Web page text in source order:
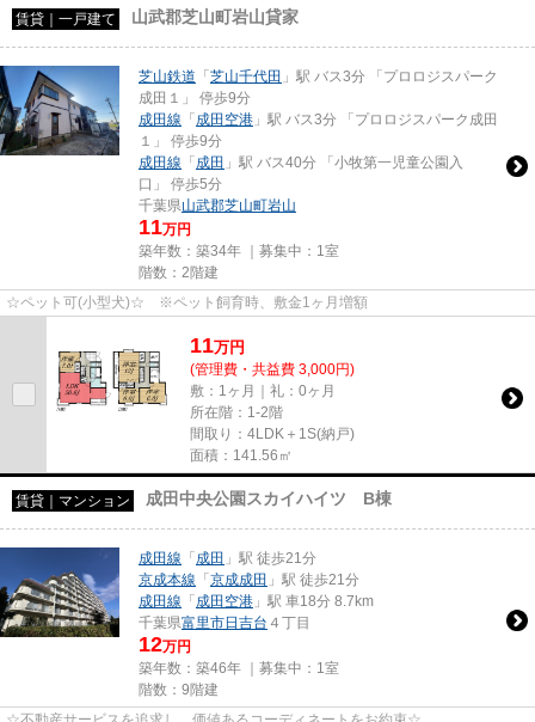
賃貸｜一戸建て 山武郡芝山町岩山貸家
芝山鉄道 「芝山千代田 」駅 バス3分 「プロロジスパーク
成田１」 停歩9分
成田線 「成田空港 」駅 バス3分 「プロロジスパーク成田
１」 停歩9分
成田線 「成田 」駅 バス40分 「小牧第一児童公園入
口」 停歩5分
千葉県山武郡芝山町岩山
11万円
築年数：築34年 ｜募集中： 1室
階数：2階建
☆ペット可(小型犬)☆ ※ペット飼育時、敷金1ヶ月増額
11万円
(管理費・共益費 3,000円)
敷：1ヶ月｜礼：0ヶ月
所在階：1-2階
間取り：4LDK＋1S(納戸)
面積：141.56㎡
賃貸｜マンション 成田中央公園スカイハイツ B棟
成田線 「成田 」駅 徒歩21分
京成本線 「京成成田 」駅 徒歩21分
成田線 「成田空港 」駅 車18分 8.7km
千葉県富里市日吉台 ４丁目
12万円
築年数：築46年 ｜募集中： 1室
階数：9階建